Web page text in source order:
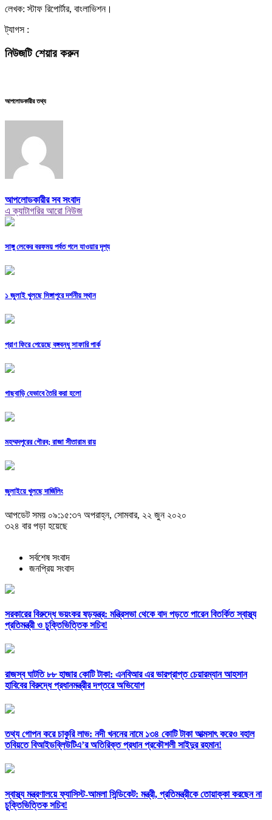
লেখক: স্টাফ রিপোর্টার, বাংলাভিশন।
ট্যাগস :
নিউজটি শেয়ার করুন
আপলোডকারীর তথ্য
আপলোডকারীর সব সংবাদ
এ ক্যাটাগরির আরো নিউজ
সাঙ্গু লেকের বরফময় পর্বত গলে যাওয়ার দৃশ্য
১ জুলাই খুলছে সিঙ্গাপুরে দর্শনীয় স্থান
প্রাণ ফিরে পেয়েছে বঙ্গবন্ধু সাফারি পার্ক
গাছবাড়ি যেভাবে তৈরি করা হলো
মহম্মদপুরের গৌরব; রাজা সীতারাম রায়
জুলাইয়ে খুলছে দার্জিলিং
আপডেট সময় ০৯:১৫:৩৭ অপরাহ্ন, সোমবার, ২২ জুন ২০২০
৩২৪ বার পড়া হয়েছে
সর্বশেষ সংবাদ
জনপ্রিয় সংবাদ
সরকারের বিরুদ্ধে ভয়ংকর ষড়যন্ত্র: মন্ত্রিসভা থেকে বাদ পড়তে পারেন বিতর্কিত স্বাস্থ্য
প্রতিমন্ত্রী ও চুক্তিভিত্তিক সচিব!
রাজস্ব ঘাটতি ৮৮ হাজার কোটি টাকা: এনবিআর এর ভারপ্রাপ্ত চেয়ারম্যান আহসান
হাবিবের বিরুদ্ধে প্রধানমন্ত্রীর দপ্তরে অভিযোগ
তথ্য গোপন করে চাকুরি লাভ: নদী খননের নামে ১৩৪ কোটি টাকা আত্মসাৎ করেও বহাল
তবিয়তে বিআইডব্লিউটিএ’র অতিরিক্ত প্রধান প্রকৌশলী সাইদুর রহমান!
স্বাস্থ্য মন্ত্রণালয়ে ফ্যাসিস্ট-আমলা সিন্ডিকেট: মন্ত্রী, প্রতিমন্ত্রীকে তোয়াক্কা করছেন না
চুক্তিভিত্তিক সচিব!